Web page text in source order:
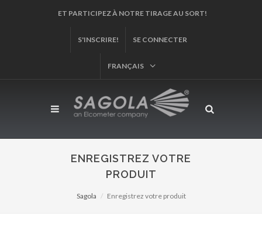
ET PARTICIPEZ À NOTRE TIRAGE AU SORT!
S'INSCRIRE! SE CONNECTER
FRANÇAIS
ENREGISTREZ VOTRE
PRODUIT
Sagola Enregistrez votre produit